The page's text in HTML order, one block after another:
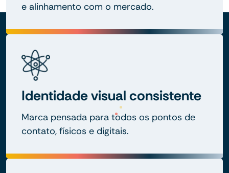
e alinhamento com o mercado.
Identidade visual consistente
Marca pensada para todos os pontos de
contato, físicos e digitais.